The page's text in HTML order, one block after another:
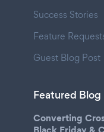
Success Stories
Feature
Guest Blog Post
Featured Blog
Converting